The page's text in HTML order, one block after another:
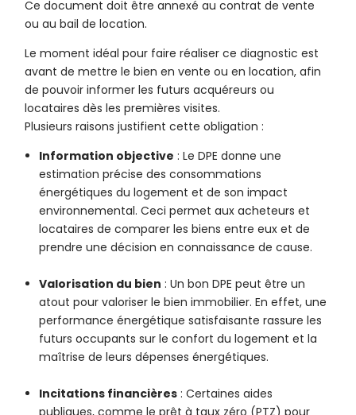
Ce document doit être annexé au contrat de vente
ou au bail de location.
Le moment idéal pour faire réaliser ce diagnostic est
avant de mettre le bien en vente ou en location, afin
de pouvoir informer les futurs acquéreurs ou
locataires dès les premières visites.
Plusieurs raisons justifient cette obligation :
Information objective : Le DPE donne une
estimation précise des consommations
énergétiques du logement et de son impact
environnemental. Ceci permet aux acheteurs et
locataires de comparer les biens entre eux et de
prendre une décision en connaissance de cause.
Valorisation du bien : Un bon DPE peut être un
atout pour valoriser le bien immobilier. En effet, une
performance énergétique satisfaisante rassure les
futurs occupants sur le confort du logement et la
maîtrise de leurs dépenses énergétiques.
Incitations financières : Certaines aides